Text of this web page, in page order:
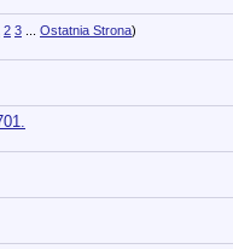
2 3 Ostatnia Strona)